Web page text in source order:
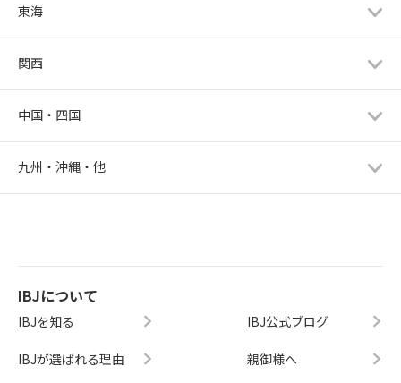
東海
関西
中国・四国
九州・沖縄・他
IBJについて
IBJを知る
IBJが選ばれる理由
IBJ公式ブログ
親御様へ